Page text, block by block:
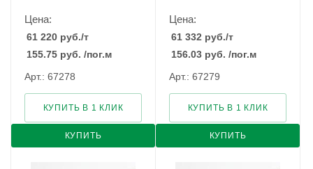
Цена:
61 220 руб./т
155.75 руб. /пог.м
Арт.: 67278
КУПИТЬ
КУПИТЬ В 1 КЛИК
Цена:
61 332 руб./т
156.03 руб. /пог.м
Арт.: 67279
КУПИТЬ
КУПИТЬ В 1 КЛИК